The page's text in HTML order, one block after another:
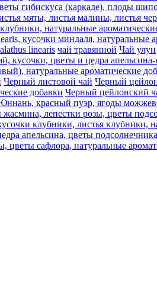
гибискуса (каркаде), плоды
мяты, листья малины, листья
натуральные
кусочки миндаля, натуральные
linearis чай травянной Чай улун
кусочки, цветы и цедра
натуральные ароматические
Черный листовой чай Черный
добавки Черный цейлонский
красный пуэр, ягоды
лепестки розы, цветы
клубники, листья клубники,
апельсина, цветы
сафлора, натуральные